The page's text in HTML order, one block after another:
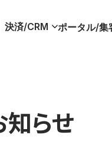
決済/CRM ポータル/集
知らせ